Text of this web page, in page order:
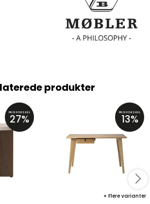
produkter
PRISFORSKEL
27% PRISFORSKEL
13%
Flere varianter